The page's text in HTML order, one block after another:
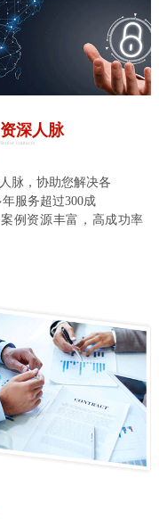
资深人脉
Senior contacts
脉，协助您解决各
服务超过300成
例资源丰富，高成功率